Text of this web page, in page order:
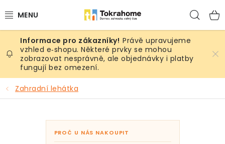
na
Výrobky
Místnosti
Venkovní prostory
Sezóna & Volný čas
Právě upravujeme
vzhled e‑shopu. Některé prvky se mohou
zobrazovat nesprávně, ale objednávky i platby
fungují bez omezení.
Zahradní lehátka
PROČ U NÁS NAKOUPIT